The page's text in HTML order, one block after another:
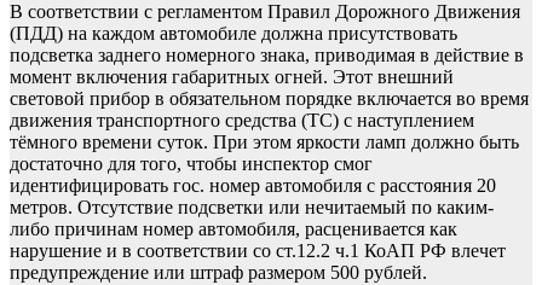
В соответствии с регламентом Правил Дорожного Движения
(ПДД) на каждом автомобиле должна присутствовать
подсветка заднего номерного знака, приводимая в действие в
момент включения габаритных огней. Этот внешний
световой прибор в обязательном порядке включается во время
движения транспортного средства (ТС) с наступлением
тёмного времени суток. При этом яркости ламп должно быть
достаточно для того, чтобы инспектор смог
идентифицировать гос. номер автомобиля с расстояния 20
метров. Отсутствие подсветки или нечитаемый по каким-
либо причинам номер автомобиля, расценивается как
нарушение и в соответствии со ст.12.2 ч.1 КоАП РФ влечет
предупреждение или штраф размером 500 рублей.